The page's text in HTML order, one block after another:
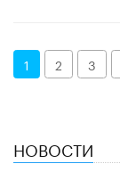
1 2 3
НОВОСТИ